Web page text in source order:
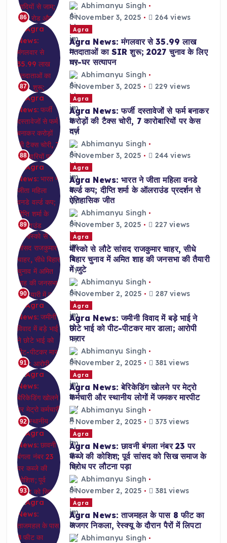
86
Abhimanyu Singh
November 3, 2025
264 views
87
Agra
Agra News: मंगलवार से 35.99 लाख
मतदाताओं का SIR शुरू; 2027 चुनाव के लिए
घर-घर सत्यापन
Abhimanyu Singh
November 3, 2025
229 views
88
Agra
Agra News: फर्जी दस्तावेजों से फर्म बनाकर
करोड़ों की टैक्स चोरी, 7 कारोबारियों पर केस
दर्ज
Abhimanyu Singh
November 3, 2025
244 views
89
Agra
Agra News: भारत ने जीता महिला वनडे
वर्ल्ड कप; दीप्ति शर्मा के ऑलराउंड प्रदर्शन से
ऐतिहासिक जीत
Abhimanyu Singh
November 3, 2025
227 views
90
Agra
मॉस्को से लौटे सांसद राजकुमार चाहर, सीधे
बिहार चुनाव में अमित शाह की जनसभा की तैयारी
में जुटे
Abhimanyu Singh
November 2, 2025
287 views
91
Agra
Agra News: जमीनी विवाद में बड़े भाई ने
छोटे भाई को पीट-पीटकर मार डाला; आरोपी
फरार
Abhimanyu Singh
November 2, 2025
381 views
92
Agra
Agra News: बेरिकेडिंग खोलने पर मेट्रो
कर्मचारी और स्थानीय लोगों में जमकर मारपीट
Abhimanyu Singh
November 2, 2025
373 views
93
Agra
Agra News: छावनी बंगला नंबर 23 पर
कब्जे की कोशिश; पूर्व सांसद को सिख समाज के
विरोध पर लौटना पड़ा
Abhimanyu Singh
November 2, 2025
381 views
Agra
Agra News: ताजमहल के पास 8 फीट का
अजगर निकला, रेस्क्यू के दौरान पैरों में लिपटा
Abhimanyu Singh